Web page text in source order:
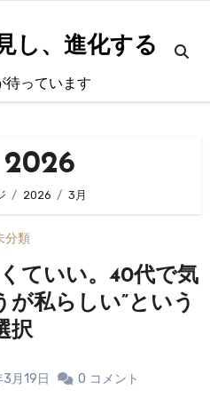
し、進化する
待っています
2026 3月
分類
ていい。40代で気
が私らしい”という
択
月19日 0 コメント